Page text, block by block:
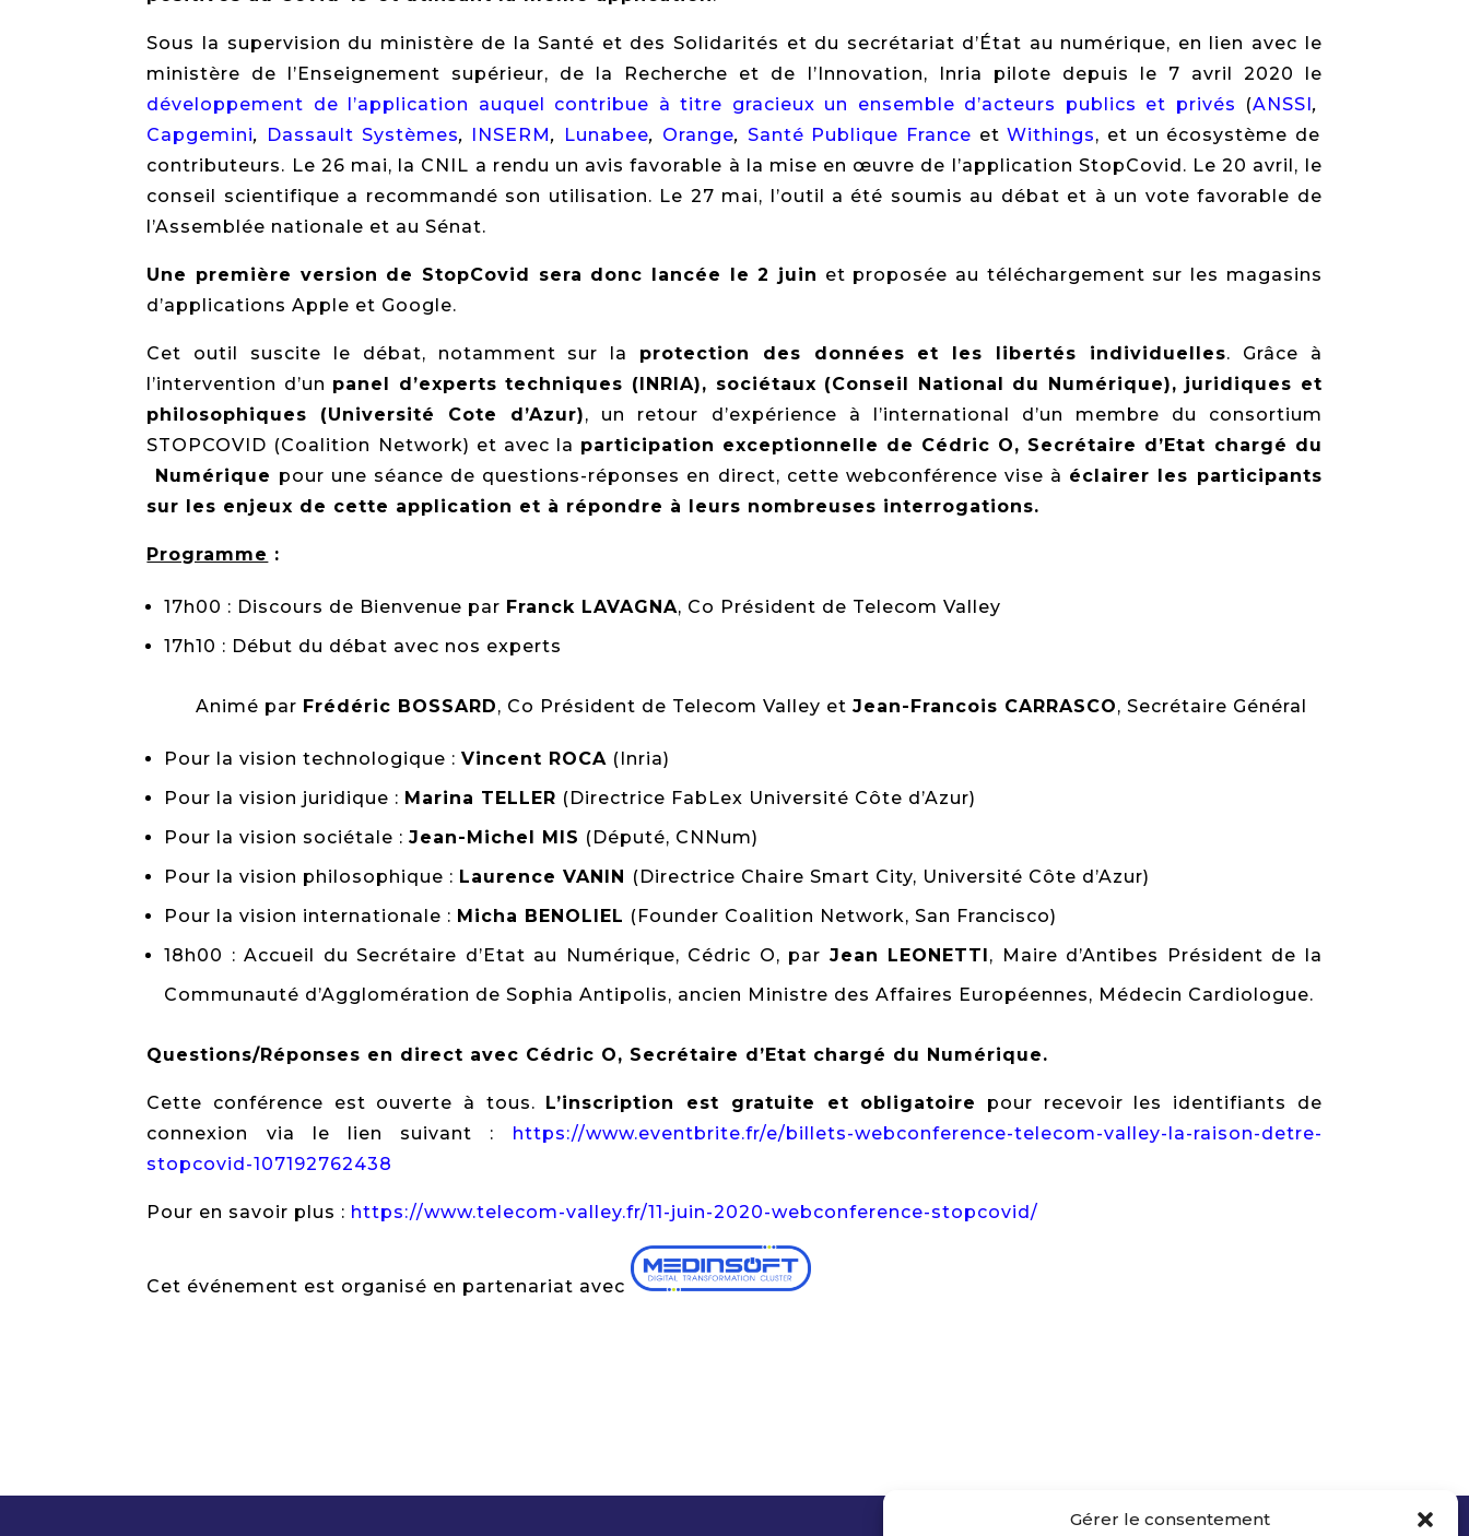
Gérer le consentement
Sous la supervision du ministère de la Santé et des Solidarités et du secrétariat d’État au numérique, en lien avec le
ministère de l’Enseignement supérieur, de la Recherche et de l’Innovation, Inria pilote depuis le 7 avril 2020 le
développement de l’application auquel contribue à titre gracieux un ensemble d’acteurs publics et privés (ANSSI,
Capgemini, Dassault Systèmes, INSERM, Lunabee, Orange, Santé Publique France et Withings, et un écosystème de
contributeurs. Le 26 mai, la CNIL a rendu un avis favorable à la mise en œuvre de l’application StopCovid. Le 20 avril, le
conseil scientifique a recommandé son utilisation. Le 27 mai, l’outil a été soumis au débat et à un vote favorable de
l’Assemblée nationale et au Sénat.
Une première version de StopCovid sera donc lancée le 2 juin et proposée au téléchargement sur les magasins
d’applications Apple et Google.
Cet outil suscite le débat, notamment sur la protection des données et les libertés individuelles. Grâce à
l’intervention d’un panel d’experts techniques (INRIA), sociétaux (Conseil National du Numérique), juridiques et
philosophiques (Université Cote d’Azur), un retour d’expérience à l’international d’un membre du consortium
STOPCOVID (Coalition Network) et avec la participation exceptionnelle de Cédric O, Secrétaire d’Etat chargé du
Numérique pour une séance de questions-réponses en direct, cette webconférence vise à éclairer les participants
sur les enjeux de cette application et à répondre à leurs nombreuses interrogations.
Programme :
17h00 : Discours de Bienvenue par Franck LAVAGNA, Co Président de Telecom Valley
17h10 : Début du débat avec nos experts
Animé par Frédéric BOSSARD, Co Président de Telecom Valley etJean-Francois CARRASCO, Secrétaire Général
Pour la vision technologique :Vincent ROCA (Inria)
Pour la vision juridique : Marina TELLER (Directrice FabLex Université Côte d’Azur)
Pour la vision sociétale :Jean-Michel MIS (Député, CNNum)
Pour la vision philosophique : Laurence VANIN (Directrice Chaire Smart City, Université Côte d’Azur)
Pour la vision internationale : Micha BENOLIEL (Founder Coalition Network, San Francisco)
18h00 : Accueil du Secrétaire d’Etat au Numérique, Cédric O, par Jean LEONETTI, Maire d’Antibes Président de la
Communauté d’Agglomération de Sophia Antipolis, ancien Ministre des Affaires Européennes, Médecin Cardiologue.
Questions/Réponses en direct avec Cédric O, Secrétaire d’Etat chargé du Numérique.
Cette conférence est ouverte à tous. L’inscription est gratuite et obligatoire
pour recevoir les identifiants de
connexion via le lien suivant : https://www.eventbrite.fr/e/billets-webconference-telecom-valley-la-raison-detre-
stopcovid-107192762438
Pour en savoir plus : https://www.telecom-valley.fr/11-juin-2020-webconference-stopcovid/
Cet événement est organisé en partenariat avec